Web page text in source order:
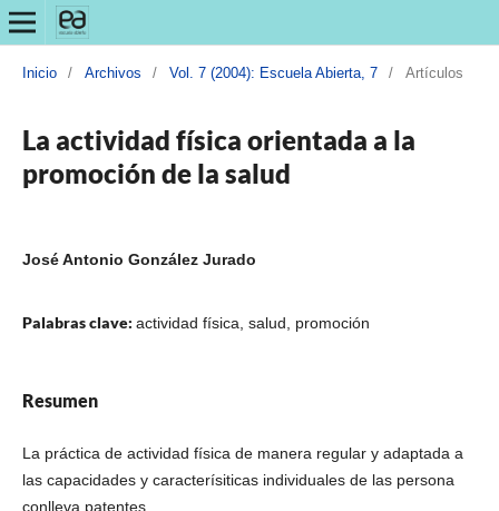
Inicio / Archivos / Vol. 7 (2004): Escuela Abierta, 7 / Artículos
La actividad física orientada a la
promoción de la salud
José Antonio González Jurado
Palabras clave: actividad física, salud, promoción
Resumen
La práctica de actividad física de manera regular y adaptada a
las capacidades y caracterísiticas individuales de las persona
conlleva patentes